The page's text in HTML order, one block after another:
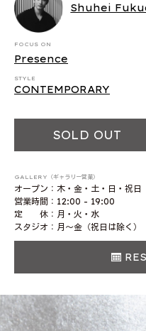
Shuhei
FOCUS ON
Presence
STYLE
CONTEMPORARY
SOLD OUT
GALLERY（ギャラリー営業）
オープン：木・金・土・日・祝日
営業時間：12:00 - 19:00
定 休：月・火・水
スタジオ：月〜金（祝日は除く）